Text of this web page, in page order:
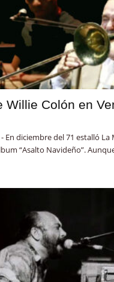
Willie Colón en
- En diciembre del 71 estalló
“Asalto Navideño”.